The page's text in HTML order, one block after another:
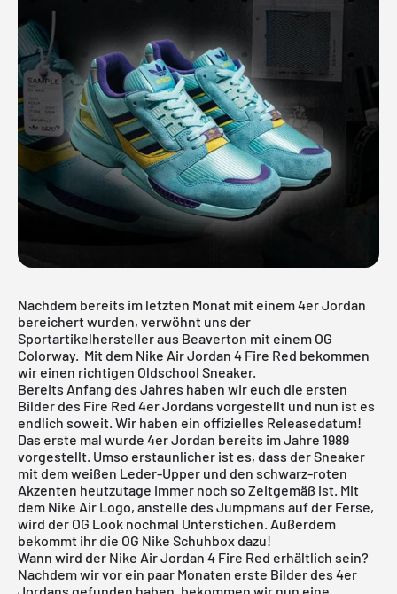
Nachdem bereits im letzten Monat mit einem4er Jordan
bereichert wurden, verwöhnt uns der
Sportartikelhersteller aus Beaverton mit einem OG
Colorway. Mit dem Nike Air Jordan 4 Fire Red bekommen
wir einen richtigen Oldschool Sneaker.
Bereits Anfang des Jahres haben wir euch die ersten
Bilder des Fire Red 4er Jordans vorgestellt und nun ist es
endlich soweit. Wir haben ein offizielles Releasedatum!
Das erste mal wurde 4er Jordan bereits im Jahre 1989
vorgestellt. Umso erstaunlicher ist es, dass der Sneaker
mit dem weißen Leder-Upper und den schwarz-roten
Akzenten heutzutage immer noch so Zeitgemäß ist. Mit
dem Nike Air Logo, anstelle des Jumpmans auf der Ferse,
wird der OG Look nochmal Unterstichen. Außerdem
bekommt ihr die OG Nike Schuhbox dazu!
Wann wird der Nike Air Jordan 4 Fire Red erhältlich sein?
Nachdem wir vor ein paar Monaten erste Bilder des 4er